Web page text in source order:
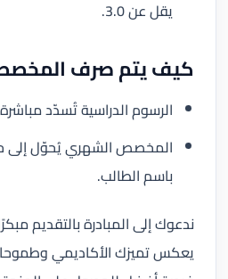
يقل عن 3.0.
كيف يتم صرف
الرسوم الدراسية تُسدّد
المخصص الشهري يُحوّل إلى
باسم الطالب.
ندعوك إلى المبادرة بالتقديم
يعكس تميزك الأكاديمي